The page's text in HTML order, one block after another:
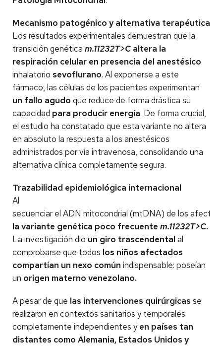
Mecanismo patogénico y alternativa terapéutica
Los resultados experimentales demuestran que la
transición genética m.11232T>C altera la
respiración celular en presencia del anestésico
inhalatorio sevoflurano. Al exponerse a este
fármaco, las células de los pacientes experimentan
un fallo agudo que reduce de forma drástica su
capacidad para producir energía. De forma crucial,
el estudio ha constatado que esta variante no altera
en absoluto la respuesta a los anestésicos
administrados por vía intravenosa, consolidando una
alternativa clínica completamente segura.
Trazabilidad epidemiológica internacional
Al
secuenciar el ADN mitocondrial (mtDNA) de los
la variante genética poco frecuente m.11232T>C.
La investigación dio un giro trascendental al
comprobarse que todos los niños afectados
compartían un nexo común indispensable: poseían
un origen materno venezolano.
A pesar de que las intervenciones quirúrgicas se
realizaron en contextos sanitarios y temporales
completamente independientes yen países tan
distantes como Alemania, Estados Unidos y